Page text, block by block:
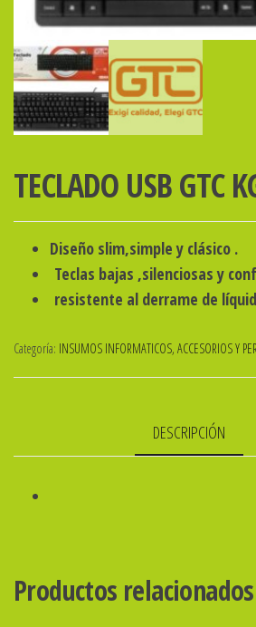
TECLADO USB GTC
Diseño slim,simple y clásico .
Teclas bajas ,silenciosas y
resistente al derrame de
Categoría: INSUMOS INFORMATICOS, ACCESORIOS Y
DESCRIPCIÓN
Productos relacionados